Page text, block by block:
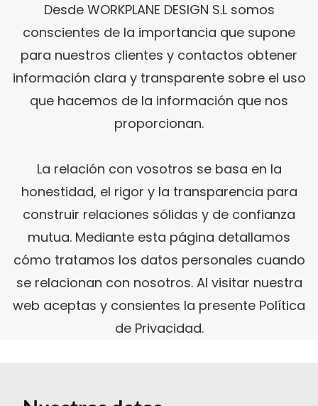
SUSCRÍBETE A LA WORKPLANE NEWS!
SEARCH
Desde WORKPLANE DESIGN S.L somos
conscientes de la importancia que supone
para nuestros clientes y contactos obtener
información clara y transparente sobre el uso
que hacemos de la información que nos
proporcionan.
La relación con vosotros se basa en la
honestidad, el rigor y la transparencia para
construir relaciones sólidas y de confianza
mutua. Mediante esta página detallamos
cómo tratamos los datos personales cuando
se relacionan con nosotros. Al visitar nuestra
web aceptas y consientes la presente Política
de Privacidad.